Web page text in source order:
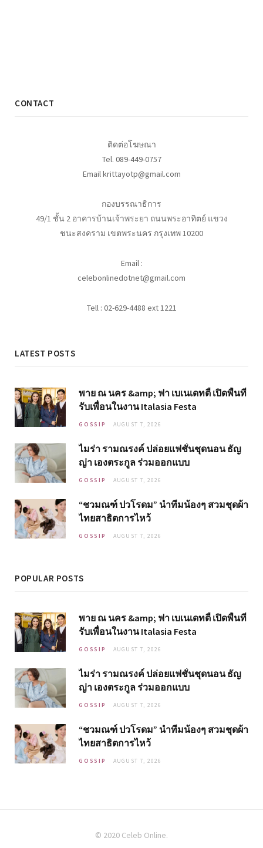
CONTACT
ติดต่อโฆษณา
Tel. 089-449-0757
Email krittayotp@gmail.com
กองบรรณาธิการ
49/1 ชั้น 2 อาคารบ้านเจ้าพระยา ถนนพระอาทิตย์ แขวง
ชนะสงคราม เขตพระนคร กรุงเทพ 10200
Email :
celebonlinedotnet@gmail.com
Tell : 02-629-4488 ext 1221
LATEST POSTS
พาย ณ นคร &amp; ฟา เบเนเดทตี้ เปิดพื้นที่
รับเพื่อนในงาน Italasia Festa
GOSSIP AUGUST 7, 2026
ไมร่า รามณรงค์ ปล่อยแฟชั่นชุดนอน ธัญ
ญ่า เองตระกูล ร่วมออกแบบ
GOSSIP AUGUST 7, 2026
“ชวมณฑ์ ปวโรดม” นำทีมน้องๆ สวมชุดผ้า
ไทยสาธิตการไหว้
GOSSIP AUGUST 7, 2026
POPULAR POSTS
พาย ณ นคร &amp; ฟา เบเนเดทตี้ เปิดพื้นที่
รับเพื่อนในงาน Italasia Festa
GOSSIP AUGUST 7, 2026
ไมร่า รามณรงค์ ปล่อยแฟชั่นชุดนอน ธัญ
ญ่า เองตระกูล ร่วมออกแบบ
GOSSIP AUGUST 7, 2026
“ชวมณฑ์ ปวโรดม” นำทีมน้องๆ สวมชุดผ้า
ไทยสาธิตการไหว้
GOSSIP AUGUST 7, 2026
© 2020 Celeb Online.